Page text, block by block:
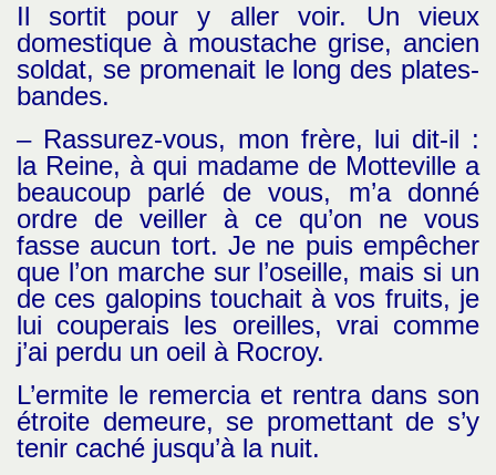
Il sortit pour y aller voir. Un vieux
domestique à moustache grise, ancien
soldat, se promenait le long des plates-
bandes.
– Rassurez-vous, mon frère, lui dit-il :
la Reine, à qui madame de Motteville a
beaucoup parlé de vous, m’a donné
ordre de veiller à ce qu’on ne vous
fasse aucun tort. Je ne puis empêcher
que l’on marche sur l’oseille, mais si un
de ces galopins touchait à vos fruits, je
lui couperais les oreilles, vrai comme
j’ai perdu un oeil à Rocroy.
L’ermite le remercia et rentra dans son
étroite demeure, se promettant de s’y
tenir caché jusqu’à la nuit.